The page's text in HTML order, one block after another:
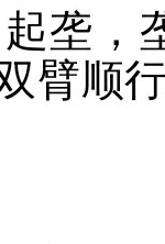
起垄，
臂顺